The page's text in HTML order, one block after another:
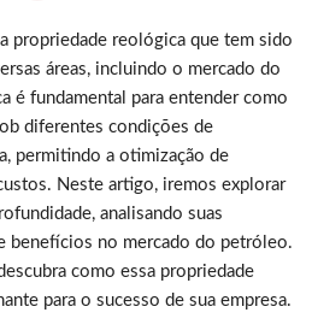
propriedade reológica que tem sido
áreas, incluindo o mercado do
é fundamental para entender como
diferentes condições de
permitindo a otimização de
Neste artigo, iremos explorar
analisando suas
benefícios no mercado do petróleo.
como essa propriedade
para o sucesso de sua empresa.